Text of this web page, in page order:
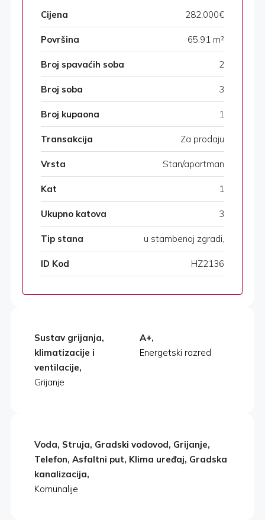
Cijena 282,000€
Površina 65.91 m²
Broj spavaćih soba 2
Broj soba 3
Broj kupaona 1
Transakcija Za prodaju
Vrsta Stan/apartman
Kat 1
Ukupno katova 3
Tip stana u stambenoj zgradi,
ID Kod HZ2136
Sustav grijanja,
klimatizacije i
ventilacije,
Grijanje
A+,
Energetski razred
Voda, Struja, Gradski vodovod, Grijanje,
Telefon, Asfaltni put, Klima uređaj, Gradska
kanalizacija,
Komunalije